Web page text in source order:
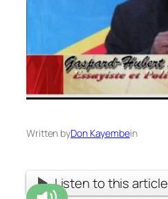
Written byDon Kayembein
Listen to this article